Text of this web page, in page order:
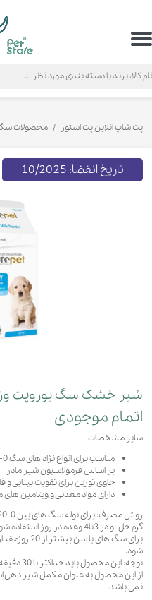
حساب کاربری من
خروج از حساب کاربری
پت شاپ آنلاین پت استور محصولات
شیر خشک سگ یوروپت وزن 200
اتمام موجودی
سایر مشخصات:
مناسب برای انواع نژاد های سگ 0-2 ماه
بر اساس فرمولاسیون شیر مادر
حاوی تورین برای تقویت بینایی و
دارای مواد معدنی و ویتامین های
گرم حل و در 3تا4 وعده در روز استفاده شود.
شود.
توجه: این محصول باید حداکثر تا 30 دقیقه پس از آماده شدن مصرف شود.
از این محصول به عنوان مکمل شیر دهی
نمی باشد.
تاریخ انقضا: 10/2025